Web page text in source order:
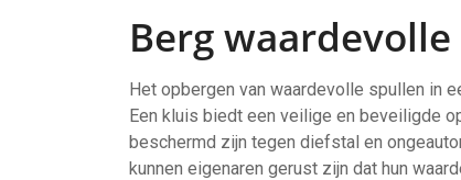
Berg
Het opbergen van waardevolle spullen in
Een kluis biedt een veilige en beveiligde
beschermd zijn tegen diefstal en
kunnen eigenaren gerust zijn dat hun